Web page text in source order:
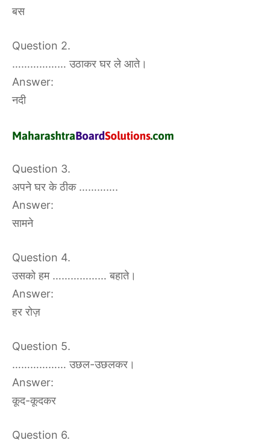
बस
Question 2.
……………… उठाकर घर ले आते।
Answer:
नदी
Question 3.
अपने घर के ठीक ………….
Answer:
सामने
Question 4.
उसको हम ……………… बहाते।
Answer:
हर रोज़
Question 5.
……………… उछल-उछलकर।
Answer:
कूद-कूदकर
Question 6.